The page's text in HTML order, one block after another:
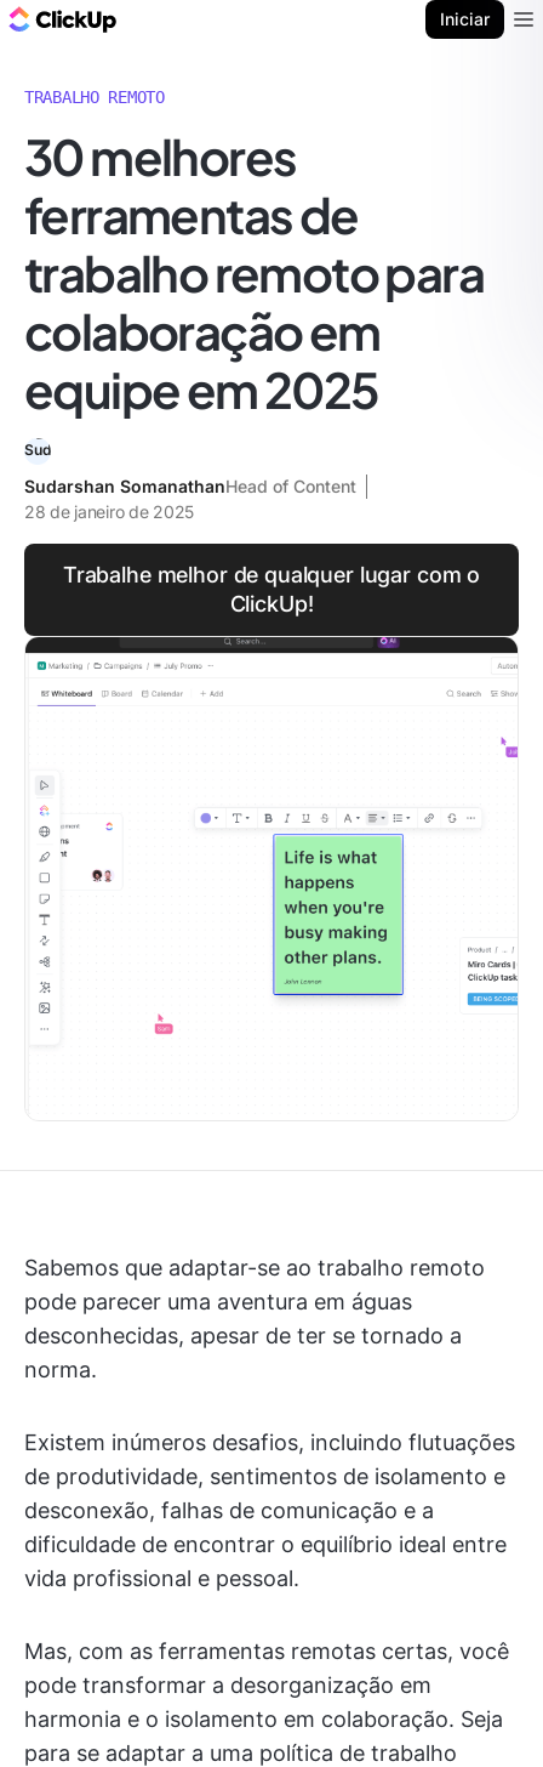
Iniciar
TRABALHO REMOTO
30 melhores
ferramentas de
trabalho remoto para
colaboração em
equipe em 2025
Sudarshan SomanathanHead of Content
28 de janeiro de 2025
Trabalhe melhor de qualquer lugar com o
ClickUp!
Sabemos que adaptar-se ao trabalho remoto
pode parecer uma aventura em águas
desconhecidas, apesar de ter se tornado a
norma.
Existem inúmeros desafios, incluindo flutuações
de produtividade, sentimentos de isolamento e
desconexão, falhas de comunicação e a
dificuldade de encontrar o equilíbrio ideal entre
vida profissional e pessoal.
Mas, com as ferramentas remotas certas, você
pode transformar a desorganização em
harmonia e o isolamento em colaboração. Seja
para se adaptar a uma política de trabalho